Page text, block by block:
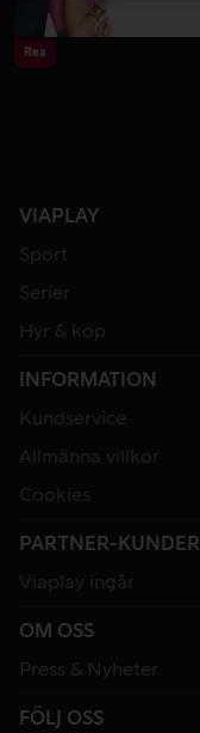
Rea
VIAPLAY
Sport
Serier
Hyr & köp
INFORMATION
Kundservice
Allmänna villkor
Cookies
PARTNER-KUNDER
Viaplay ingår
OM OSS
Press & Nyheter
FÖLJ OSS